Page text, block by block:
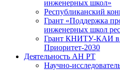
инженерных школ»
Республиканский
Грант «Поддержка
инженерных школ
Грант КНИТУ-КАИ в
Приоритет-2030
Деятельность АН РТ
Научно-